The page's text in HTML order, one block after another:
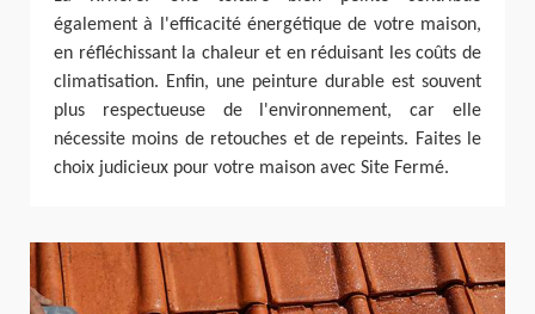
également à l'efficacité énergétique de votre maison,
en réfléchissant la chaleur et en réduisant les coûts de
climatisation. Enfin, une peinture durable est souvent
plus respectueuse de l'environnement, car elle
nécessite moins de retouches et de repeints. Faites le
choix judicieux pour votre maison avec Site Fermé.